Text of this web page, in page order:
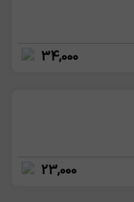
34,000
23,000